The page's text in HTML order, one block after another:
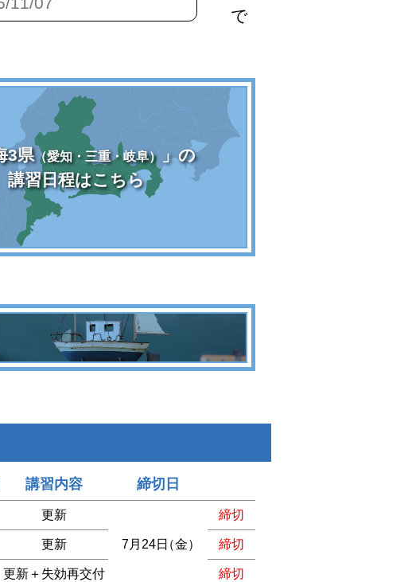
で
3県（愛知・三重・岐阜）
」の
講習日程はこちら
講習内容 締切日
更新
7月24日（金）
締切
更新 締切
更新＋失効再交付 締切